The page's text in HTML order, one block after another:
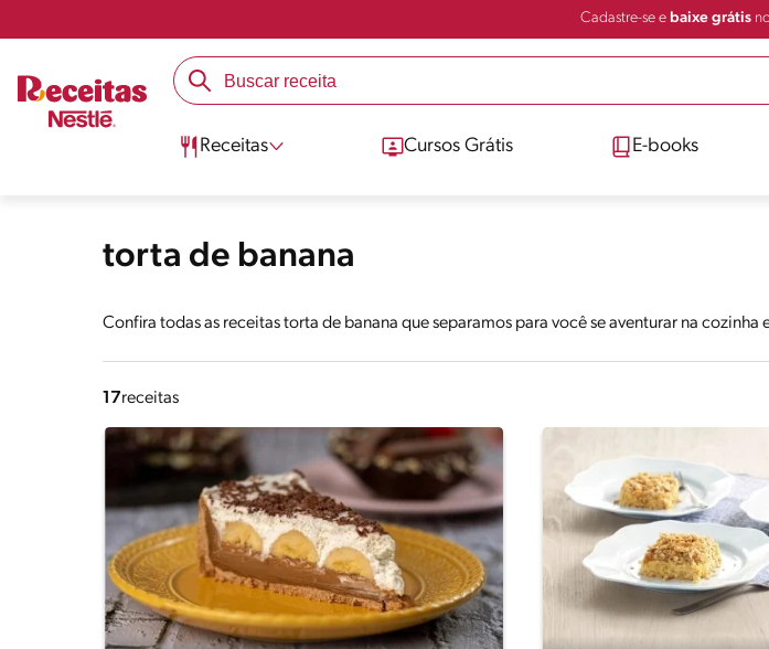
Cadastre-se e baixe grátis
Receitas Cursos Grátis E-books
torta de banana
Confira todas as receitas torta de banana que separamos para você se aventurar na cozinha
17receitas